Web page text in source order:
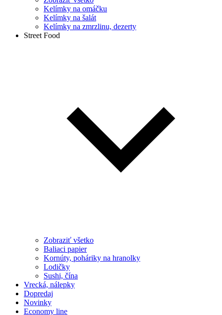
Kelímky na omáčku
Kelímky na šalát
Kelímky na zmrzlinu, dezerty
Street Food
Zobraziť všetko
Baliaci papier
Kornúty, poháriky na hranolky
Lodičky
Sushi, čína
Vrecká, nálepky
Dopredaj
Novinky
Economy line